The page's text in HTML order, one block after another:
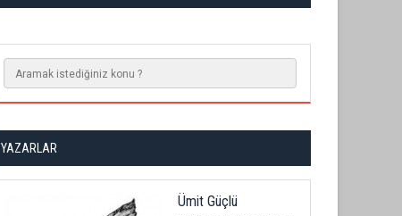
YAZARLAR
Ümit Güçlü